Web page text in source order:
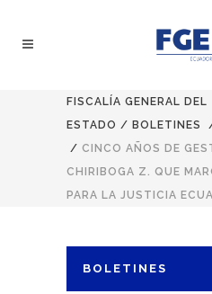
FISCALÍA GENERAL DEL
ESTADO / BOLETINES
/ CINCO AÑOS DE
CHIRIBOGA Z. QUE
PARA LA JUSTICIA
BOLETINES